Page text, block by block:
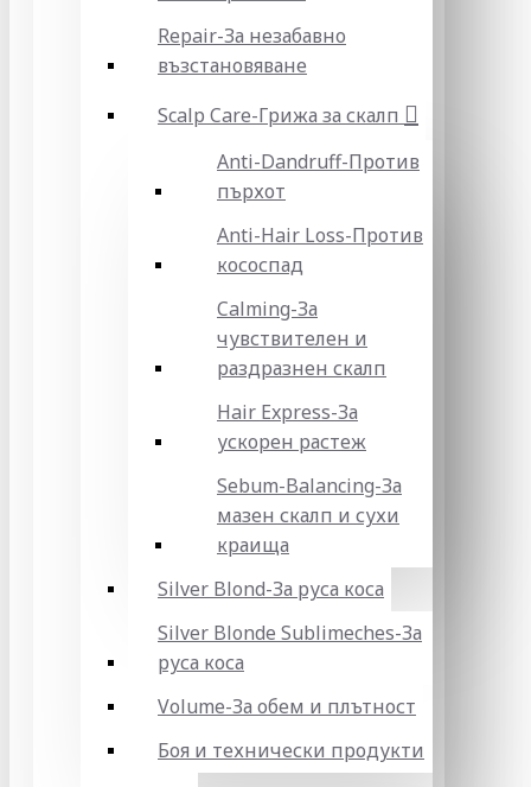
Repair-За незабавно
възстановяване
Scalp Care-Грижа за скалп
Anti-Dandruff-Против
пърхот
Anti-Hair Loss-Против
кососпад
Calming-За
чувствителен и
раздразнен скалп
Hair Express-За
ускорен растеж
Sebum-Balancing-За
мазен скалп и сухи
краища
Silver Blond-За руса коса
Silver Blonde Sublіmeches-За
руса коса
Volume-За обем и плътност
Боя и технически продукти